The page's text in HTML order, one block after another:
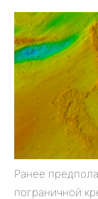
Ранее
пограничной